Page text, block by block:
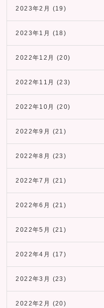
2023年2月 (19)
2023年1月 (18)
2022年12月 (20)
2022年11月 (23)
2022年10月 (20)
2022年9月 (21)
2022年8月 (23)
2022年7月 (21)
2022年6月 (21)
2022年5月 (21)
2022年4月 (17)
2022年3月 (23)
2022年2月 (20)